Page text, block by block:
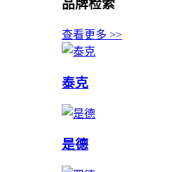
品牌检索
查看更多 >>
泰克
是德